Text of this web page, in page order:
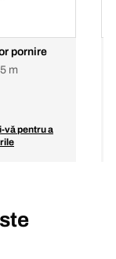
pornire
m
vă pentru a